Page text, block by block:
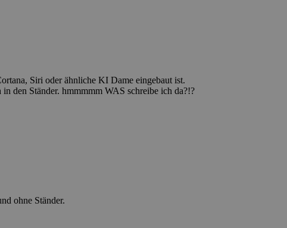
Siri oder ähnliche KI Dame eingebaut ist.
den Ständer. hmmmmm WAS schreibe ich da?!?
ohne Ständer.